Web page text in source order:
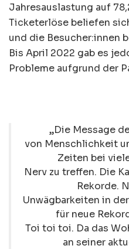
Jahresauslastung auf
Ticketerlöse beliefen
und die Besucher:innen
Bis April 2022 gab es
Probleme aufgrund der
„Die Message
von Menschlichkeit
Zeiten bei
Nerv zu treffen. Die
Rekorde.
Unwägbarkeiten in
für neue
Toi toi toi. Da das
an seiner